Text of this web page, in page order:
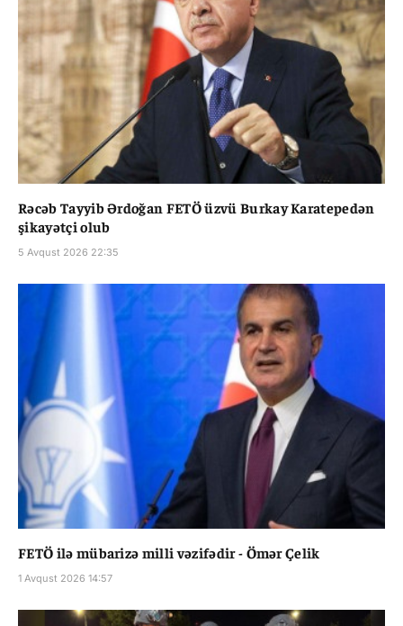
Rəcəb Tayyib Ərdoğan FETÖ üzvü Burkay Karatepedən
şikayətçi olub
5 Avqust 2026 22:35
FETÖ ilə mübarizə milli vəzifədir - Ömər Çelik
1 Avqust 2026 14:57